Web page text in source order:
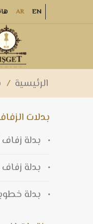
AR EN
الرئيسية /
بدلات
بدلة
بدلة
بدلة